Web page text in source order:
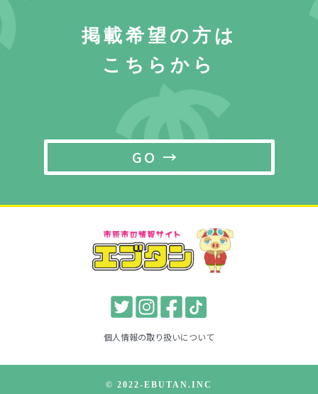
掲載希望の方は
こちらから
GO →
個人情報の取り扱いについて
© 2022-EBUTAN.INC